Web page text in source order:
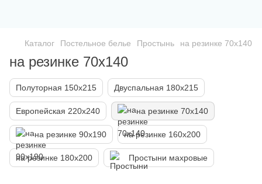
Каталог Постельное белье Простынь на резинке 70х140
на резинке 70х140
Полуторная 150х215 Двуспальная 180х215
Европейская 220х240 на резинке 70х140
на резинке 90х190 на резинке 160х200
на резинке 180х200 Простыни махровые